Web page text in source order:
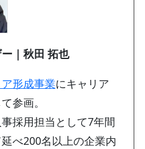
｜秋田 拓也
形成事業にキャリア
参画。
採用担当として7年間
べ200名以上の企業内